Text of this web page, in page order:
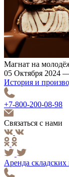
Магнат на
05 Октября 2024
История и
+7-800-200-08-98
Связаться с нами
Аренда